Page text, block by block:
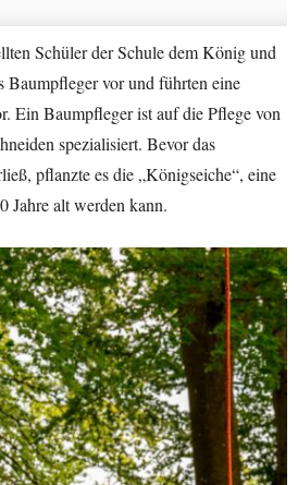
Schüler der Schule dem König und
vor und führten eine
Ein Baumpfleger ist auf die Pflege von
spezialisiert. Bevor das
pflanzte es die „Königseiche“, eine
Jahre alt werden kann.